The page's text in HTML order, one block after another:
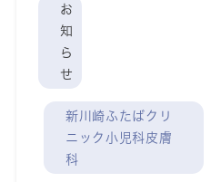
お
知
ら
せ
新川崎ふたばクリ
ニック小児科皮膚
科